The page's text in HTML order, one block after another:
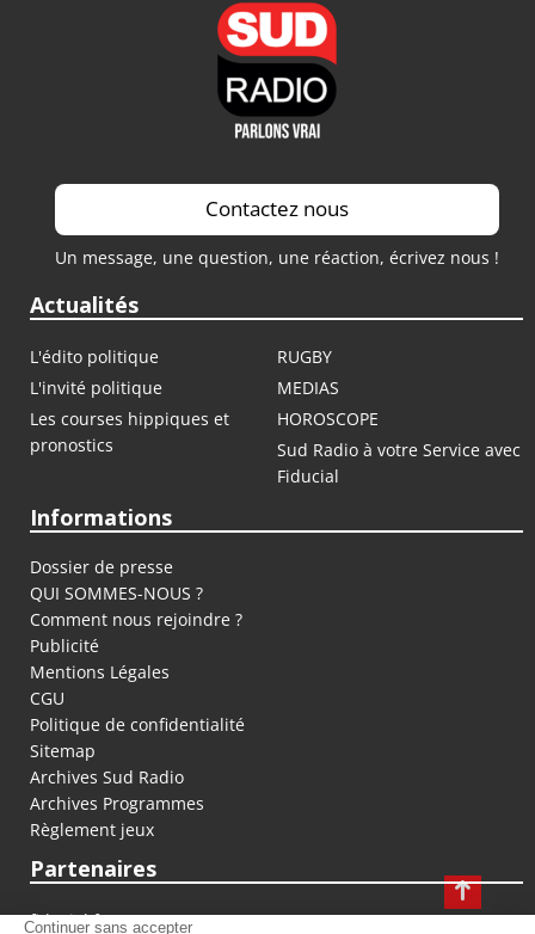
Contactez nous
Un message, une question, une réaction, écrivez nous !
Actualités
L'édito politique
RUGBY
L'invité politique
MEDIAS
Les courses hippiques et
pronostics
HOROSCOPE
Sud Radio à votre Service avec
Fiducial
Informations
Dossier de presse
QUI SOMMES-NOUS ?
Comment nous rejoindre ?
Publicité
Mentions Légales
CGU
Politique de confidentialité
Sitemap
Archives Sud Radio
Archives Programmes
Règlement jeux
Partenaires
fiducial.fr